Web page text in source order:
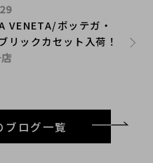
VENETA/ボッテガ・
リックカセット入荷！
ブログ一覧